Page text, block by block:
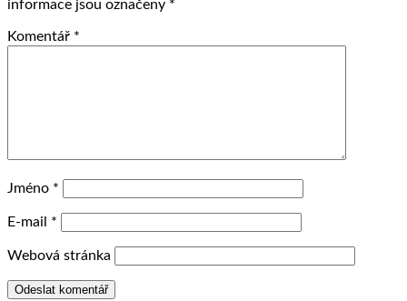
informace jsou označeny *
Komentář *
Jméno *
E-mail *
Webová stránka